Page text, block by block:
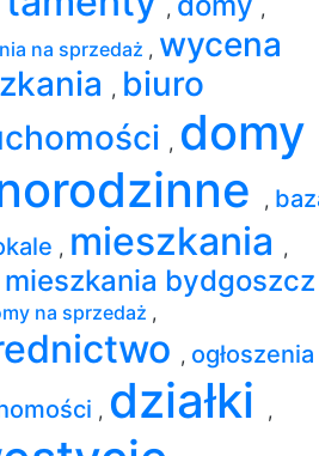
,
,
na sprzedaż , wycena
, biuro
, domy
,
, mieszkania ,
bydgoszcz
na sprzedaż ,
, ogłoszenia
, działki ,